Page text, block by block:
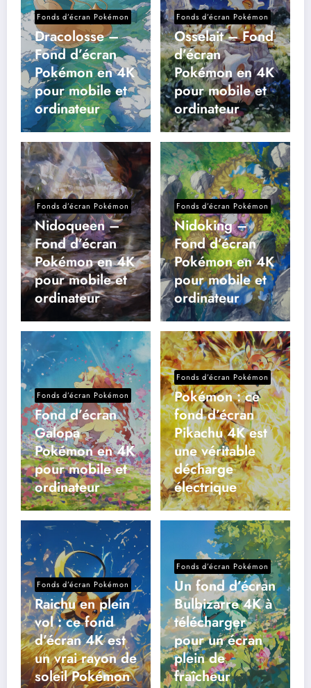
Fonds d’écran Pokémon
Dracolosse –
Fond d’écran
Pokémon en 4K
pour mobile et
ordinateur
Fonds d’écran Pokémon
Osselait – Fond
d’écran
Pokémon en 4K
pour mobile et
ordinateur
Fonds d’écran Pokémon
Nidoqueen –
Fond d’écran
Pokémon en 4K
pour mobile et
ordinateur
Fonds d’écran Pokémon
Nidoking –
Fond d’écran
Pokémon en 4K
pour mobile et
ordinateur
Fonds d’écran Pokémon
Fond d’écran
Galopa
Pokémon en 4K
pour mobile et
ordinateur
Fonds d’écran Pokémon
Pokémon : ce
fond d’écran
Pikachu 4K est
une véritable
décharge
électrique
Fonds d’écran Pokémon
Raichu en plein
vol : ce fond
d’écran 4K est
un vrai rayon de
soleil Pokémon
Fonds d’écran Pokémon
Un fond d’écran
Bulbizarre 4K à
télécharger
pour un écran
plein de
fraîcheur